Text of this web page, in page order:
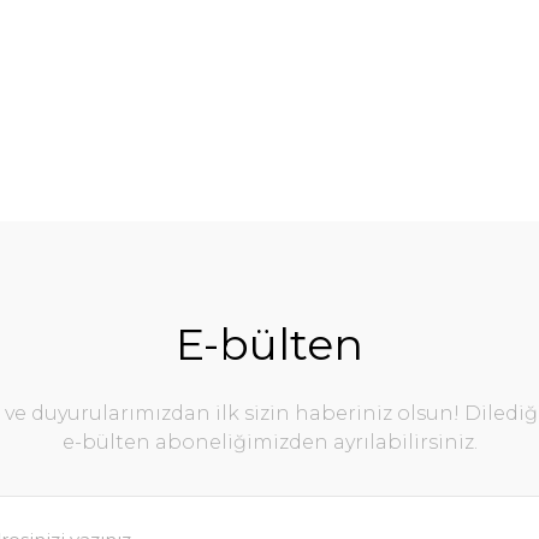
E-bülten
ve duyurularımızdan ilk sizin haberiniz olsun!
e-bülten aboneliğimizden ayrılabilirsiniz.